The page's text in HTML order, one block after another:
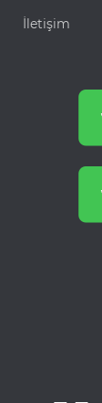
İletişim